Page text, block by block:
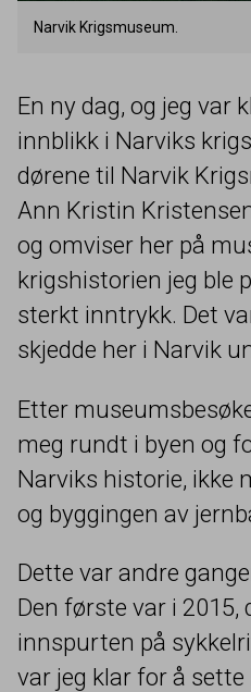
Narvik Krigsmuseum.
En ny dag, og jeg var
innblikk i Narviks
dørene til Narvik
Ann Kristin
og omviser her på
krigshistorien jeg ble
sterkt inntrykk. Det
skjedde her i Narvik
Etter
meg rundt i byen og
Narviks historie, ikke
og byggingen av
Dette var andre
Den første var i 2015,
innspurten på
var jeg klar for å